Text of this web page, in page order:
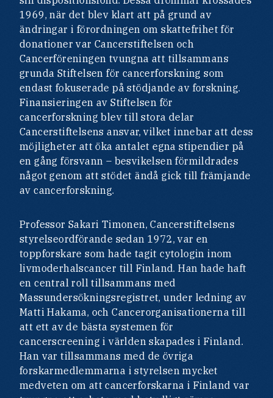
1969, när det blev klart att på grund av
ändringar i förordningen om skattefrihet för
donationer var Cancerstiftelsen och
Cancerföreningen tvungna att tillsammans
grunda Stiftelsen för cancerforskning som
endast fokuserade på stödjande av forskning.
Finansieringen av Stiftelsen för
cancerforskning blev till stora delar
Cancerstiftelsens ansvar, vilket innebar att dess
möjligheter att öka antalet egna stipendier på
en gång försvann – besvikelsen förmildrades
något genom att stödet ändå gick till främjande
av cancerforskning.
Professor Sakari Timonen, Cancerstiftelsens
styrelseordförande sedan 1972, var en
toppforskare som hade tagit cytologin inom
livmoderhalscancer till Finland. Han hade haft
en central roll tillsammans med
Massundersökningsregistret, under ledning av
Matti Hakama, och Cancerorganisationerna till
att ett av de bästa systemen för
cancerscreening i världen skapades i Finland.
Han var tillsammans med de övriga
forskarmedlemmarna i styrelsen mycket
medveten om att cancerforskarna i Finland var